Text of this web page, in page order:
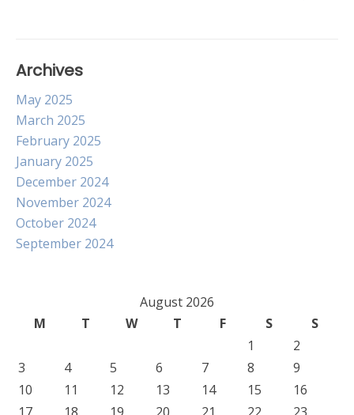
Archives
May 2025
March 2025
February 2025
January 2025
December 2024
November 2024
October 2024
September 2024
August 2026
M
T W T F S
S
1
2
3
4 5 6 7 8
9
10
11 12 13 14 15
16